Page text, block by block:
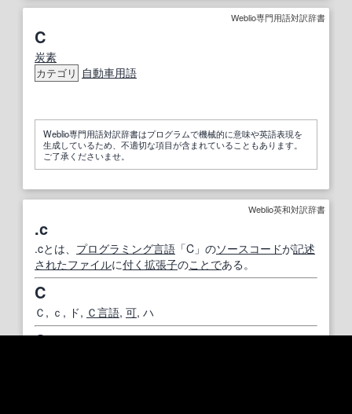
Weblio専門用語対訳辞書
C
炭素
カテゴリ 自動車用語
Weblio専門用語対訳辞書はプログラムで機械的に意味や英語表現を
生成しているため、不適切な項目が含まれていることもあります。
ご了承くださいませ。
Weblio英和対訳辞書
.c
.cとは、 プログラミング言語 「C」のソースコードが記述
されたファイルに付く 拡張子のことである。
C
Ｃ, ｃ, ド, Ｃ言語, 可, ハ
C